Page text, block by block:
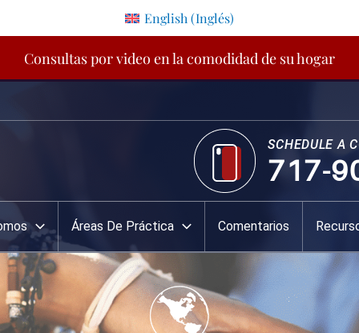
English (Inglés)
Consultas por video en la comodidad de su hogar
SCHEDULE A
717-
Áreas De Práctica Comentarios